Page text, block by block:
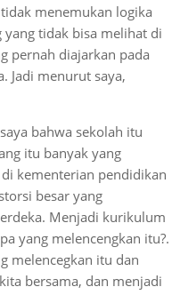
menemukan logika
tidak bisa melihat di
pernah diajarkan pada
Jadi menurut saya,
bahwa sekolah itu
itu banyak yang
kementerian pendidikan
besar yang
Menjadi kurikulum
yang melencengkan itu?.
melencegkan itu dan
bersama, dan menjadi